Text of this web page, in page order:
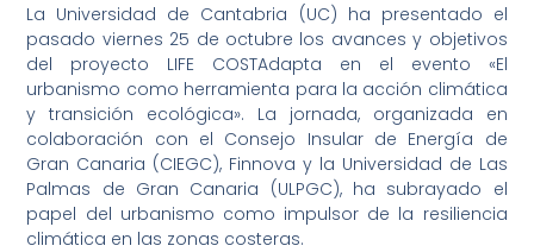
La Universidad de Cantabria (UC) ha presentado el
pasado viernes 25 de octubre los avances y objetivos
del proyecto LIFE COSTAdapta en el evento «El
urbanismo como herramienta para la acción climática
y transición ecológica». La jornada, organizada en
colaboración con el Consejo Insular de Energía de
Gran Canaria (CIEGC), Finnova y la Universidad de Las
Palmas de Gran Canaria (ULPGC), ha subrayado el
papel del urbanismo como impulsor de la resiliencia
climática en las zonas costeras.